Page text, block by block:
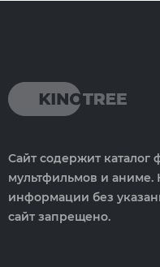
Сайт содержит каталог
мультфильмов и аниме.
информации без
сайт запрещено.